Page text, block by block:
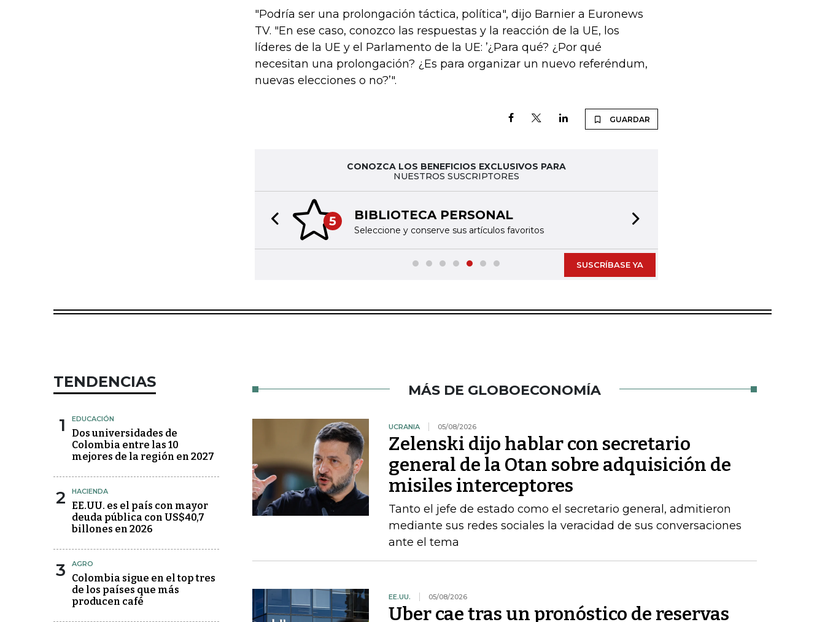
"Podría ser una prolongación táctica, política", dijo Barnier a Euronews
TV. "En ese caso, conozco las respuestas y la reacción de la UE, los
líderes de la UE y el Parlamento de la UE: ’¿Para qué? ¿Por qué
necesitan una prolongación? ¿Es para organizar un nuevo referéndum,
nuevas elecciones o no?’".
GUARDAR
CONOZCA LOS BENEFICIOS EXCLUSIVOS PARA
NUESTROS SUSCRIPTORES
5 BIBLIOTECA PERSONAL
Seleccione y conserve sus artículos favoritos
Previous slide
SUSCRÍBASE YA
TENDENCIAS
1 EDUCACIÓN
Dos universidades de
Colombia entre las 10
mejores de la región en 2027
2 HACIENDA
EE.UU. es el país con mayor
deuda pública con US$40,7
billones en 2026
3 AGRO
Colombia sigue en el top tres
de los países que más
producen café
MÁS DE GLOBOECONOMÍA
UCRANIA 05/08/2026
Zelenski dijo hablar con secretario
general de la Otan sobre adquisición de
misiles interceptores
Tanto el jefe de estado como el secretario general, admitieron
mediante sus redes sociales la veracidad de sus conversaciones
ante el tema
EE.UU. 05/08/2026
Uber cae tras un pronóstico de reservas